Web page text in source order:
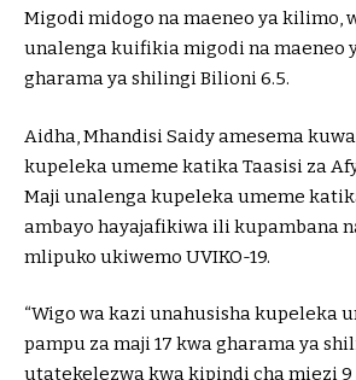
Migodi midogo na maeneo ya kilimo,
unalenga kuifikia migodi na maeneo
gharama ya shilingi Bilioni 6.5.
Aidha, Mhandisi Saidy amesema
kupeleka umeme katika Taasisi za
Maji unalenga kupeleka umeme
ambayo hayajafikiwa ili kupambana
mlipuko ukiwemo UVIKO-19.
“Wigo wa kazi unahusisha kupeleka
pampu za maji 17 kwa gharama ya
utatekelezwa kwa kipindi cha miezi 9